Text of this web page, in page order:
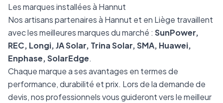
Les marques installées à Hannut
Nos artisans partenaires à Hannut et en Liège travaillent
avec les meilleures marques du marché : SunPower,
REC, Longi, JA Solar, Trina Solar, SMA, Huawei,
Enphase, SolarEdge.
Chaque marque a ses avantages en termes de
performance, durabilité et prix. Lors de la demande de
devis, nos professionnels vous guideront vers le meilleur